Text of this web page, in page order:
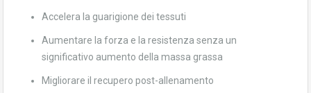
Accelera la guarigione dei tessuti
Aumentare la forza e la resistenza senza un
significativo aumento della massa grassa
Migliorare il recupero post-allenamento